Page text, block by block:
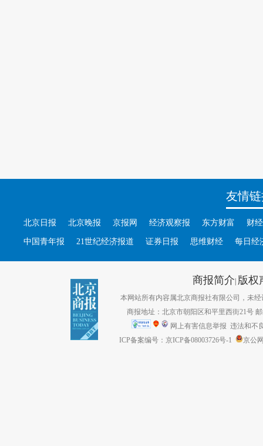
友情
北京日报 北京晚报 京报网 经济观察报 东方财富 财
中国青年报 21世纪经济报道 证券日报 思维财经 每日经
商报简介| 版权
本网站所有内容属北京商报社有限公司，未经
商报地址：北京市朝阳区和平里西街21号
网上有害信息举报 违法和不
ICP备案编号：京ICP备08003726号-1
京公